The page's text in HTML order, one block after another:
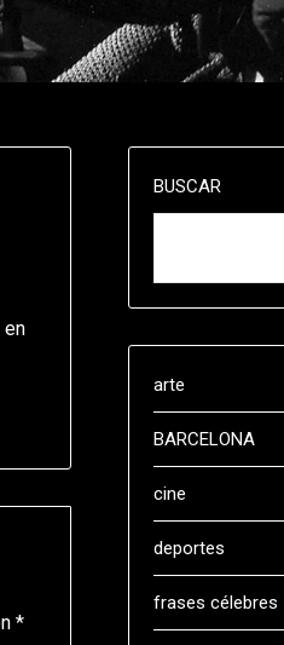
en
*
BUSCAR
arte
BARCELONA
cine
deportes
frases célebres